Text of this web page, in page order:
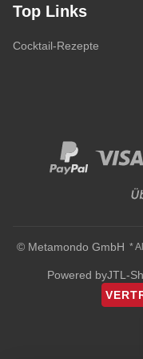
Top Links
Cocktail-Rezepte
© Metamondo GmbH *
Powered byJTL-